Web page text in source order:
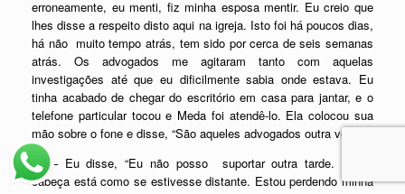
erroneamente, eu menti, fiz minha esposa mentir. Eu creio que
lhes disse a respeito disto aqui na igreja. Isto foi há poucos dias,
há não muito tempo atrás, tem sido por cerca de seis semanas
atrás. Os advogados me agitaram tanto com aquelas
investigações até que eu dificilmente sabia onde estava. Eu
tinha acabado de chegar do escritório em casa para jantar, e o
telefone particular tocou e Meda foi atendê-lo. Ela colocou sua
mão sobre o fone e disse, “São aqueles advogados outra vez”.
61 – Eu disse, “Eu não posso suportar outra tarde. Minha
cabeça está como se estivesse distante. Estou perdendo minha